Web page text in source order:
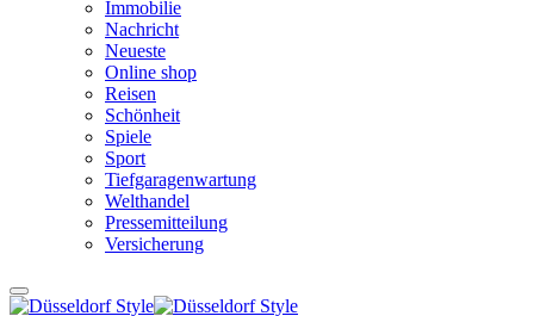
Immobilie
Nachricht
Neueste
Online shop
Reisen
Schönheit
Spiele
Sport
Tiefgaragenwartung
Welthandel
Pressemitteilung
Versicherung